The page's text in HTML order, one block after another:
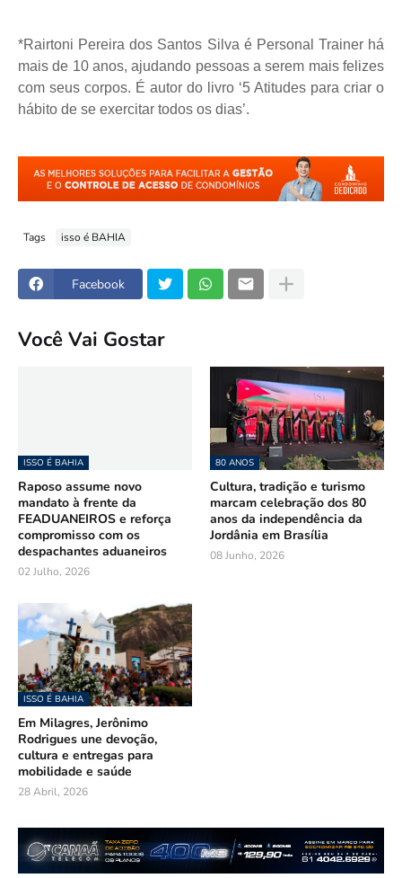
*Rairtoni Pereira dos Santos Silva é Personal Trainer há
mais de 10 anos, ajudando pessoas a serem mais felizes
com seus corpos. É autor do livro ‘5 Atitudes para criar o
hábito de se exercitar todos os dias’.
Tags isso é BAHIA
Facebook
Você Vai Gostar
ISSO É BAHIA
Raposo assume novo
mandato à frente da
FEADUANEIROS e reforça
compromisso com os
despachantes aduaneiros
02 Julho, 2026
80 ANOS
Cultura, tradição e turismo
marcam celebração dos 80
anos da independência da
Jordânia em Brasília
08 Junho, 2026
ISSO É BAHIA
Em Milagres, Jerônimo
Rodrigues une devoção,
cultura e entregas para
mobilidade e saúde
28 Abril, 2026